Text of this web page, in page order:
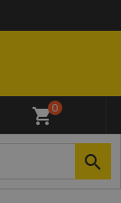
shopping_cart0
